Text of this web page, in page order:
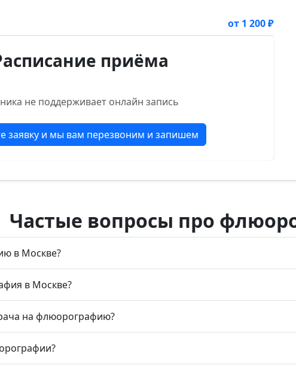
от 1 200 ₽
приёма
не поддерживает онлайн запись
заявку и мы вам перезвоним и запишем
Частые вопросы про
в Москве?
в Москве?
на флюорографию?